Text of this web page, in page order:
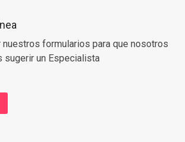
nuestros formularios para que nosotros
sugerir un Especialista